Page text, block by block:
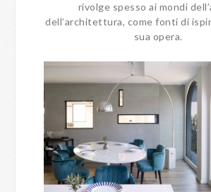
rivolge spesso ai mondi
dell’architettura, come fonti di
sua opera.